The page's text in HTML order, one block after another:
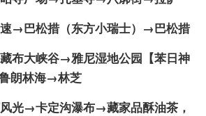
→巴松措（东方小瑞士）→巴松措
布大峡谷→雅尼湿地公园【苯日神
朗林海→林芝
光→卡定沟瀑布→藏家品酥油茶，